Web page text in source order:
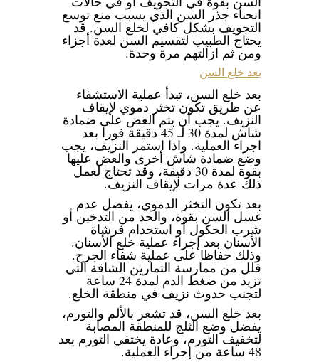
انحناء جذر السن الذي يسبب منع توسع
التجويف بشكل كافي لخلع السن. قد
يحتاج الطبيب لتقسيم السن لعدة أجزاء
ومن ثم ازالتهم مرة وحدة.
بعد خلع السن
بعد خلع السن، تبدأ عملية الاستشفاء
عن طريق تكون تخثر دموي لإيقاف
النزيف. يجب أن يتم العض على ضمادة
شاش لمدة 30 لـ 45 دقيقة فورا بعد
اجراء العملية. واذا استمر النزيف، يجب
وضع ضمادة شاش أخرى والعض عليها
بقوة لمدة 30 دقيقة، وقد تحتاج لعمل
ذلك عدة مرات لإيقاف النزيف.
بعد تكون التخثر الدموي، يفضل عدم
غسل السن بقوة، والحد من التدخين أو
شرب الحكول أو استخدام فرشاة
الأسنان بعد إجراء عملية خلع الأسنان.
وذلك حفاظا على عملية شفاء الجرح.
قلل من ممارسة التمارين الشاقة التي
تزيد من ضغط الدم لمدة 24 ساعة
لتجنب حدوث نزيف في منطقة الخلع.
بعد خلع السن، قد تشعر بالألم والتورم،
يفضل وضع الثلج للمنطقة المصابة
لتخفيف التورم، وعادة يختفي التورم بعد
48 ساعة من إجراء العملية.